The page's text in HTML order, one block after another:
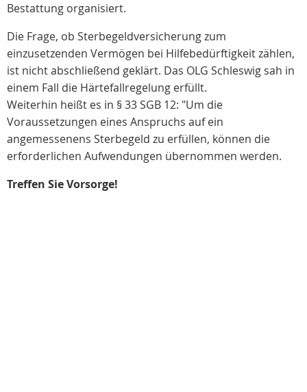
Bestattung organisiert.
Die Frage, ob Sterbegeldversicherung zum
einzusetzenden Vermögen bei Hilfebedürftigkeit zählen,
ist nicht abschließend geklärt. Das OLG Schleswig sah in
einem Fall die Härtefallregelung erfüllt.
Weiterhin heißt es in § 33 SGB 12: "Um die
Voraussetzungen eines Anspruchs auf ein
angemessenens Sterbegeld zu erfüllen, können die
erforderlichen Aufwendungen übernommen werden.
Treffen Sie Vorsorge!